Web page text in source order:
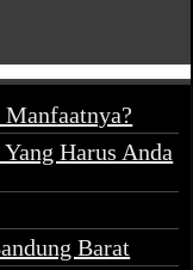
Harus Anda
Barat